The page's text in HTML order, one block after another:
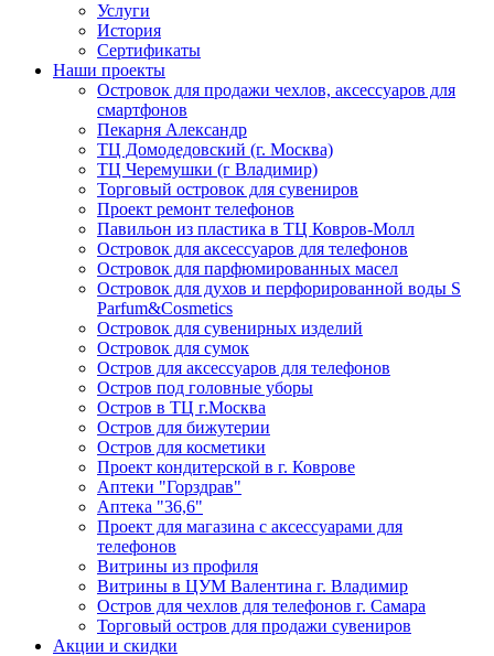
Услуги
История
Сертификаты
Наши проекты
Островок для продажи чехлов, аксессуаров для
смартфонов
Пекарня Александр
ТЦ Домодедовский (г. Москва)
ТЦ Черемушки (г Владимир)
Торговый островок для сувениров
Проект ремонт телефонов
Павильон из пластика в ТЦ Ковров-Молл
Островок для аксессуаров для телефонов
Островок для парфюмированных масел
Островок для духов и перфорированной воды S
Parfum&Cosmetics
Островок для сувенирных изделий
Островок для сумок
Остров для аксессуаров для телефонов
Остров под головные уборы
Остров в ТЦ г.Москва
Остров для бижутерии
Остров для косметики
Проект кондитерской в г. Коврове
Аптеки "Горздрав"
Аптека "36,6"
Проект для магазина с аксессуарами для
телефонов
Витрины из профиля
Витрины в ЦУМ Валентина г. Владимир
Остров для чехлов для телефонов г. Самара
Торговый остров для продажи сувениров
Акции и скидки